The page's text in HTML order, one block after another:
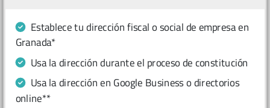
Establece tu dirección fiscal o social de empresa en
Granada*
Usa la dirección durante el proceso de constitución
Usa la dirección en Google Business o directorios
online**